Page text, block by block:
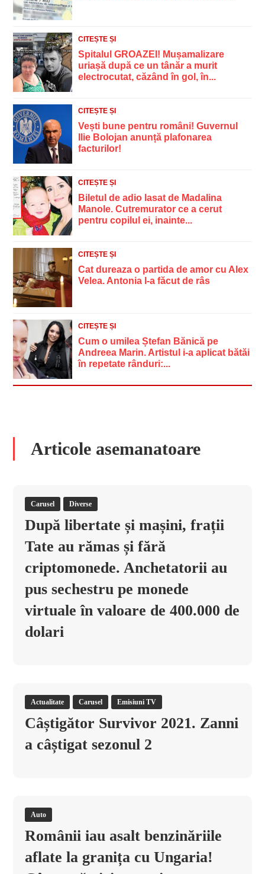
CITEȘTE ȘI
Spitalul GROAZEI! Mușamalizare
uriașă după ce un tânăr a murit
electrocutat, căzând în gol, în...
CITEȘTE ȘI
Vești bune pentru români! Guvernul
Ilie Bolojan anunță plafonarea
facturilor!
CITEȘTE ȘI
Biletul de adio lasat de Madalina
Manole. Cutremurator ce a cerut
pentru copilul ei, inainte...
CITEȘTE ȘI
Cat dureaza o partida de amor cu Alex
Velea. Antonia l-a făcut de râs
CITEȘTE ȘI
Cum o umilea Ștefan Bănică pe
Andreea Marin. Artistul i-a aplicat bătăi
în repetate rânduri:...
Articole asemanatoare
Carusel Diverse
După libertate și mașini, frații
Tate au rămas și fără
criptomonede. Anchetatorii au
pus sechestru pe monede
virtuale în valoare de 400.000 de
dolari
Actualitate Carusel Emisiuni TV
Câștigător Survivor 2021. Zanni
a câștigat sezonul 2
Auto
Românii iau asalt benzinăriile
aflate la granița cu Ungaria!